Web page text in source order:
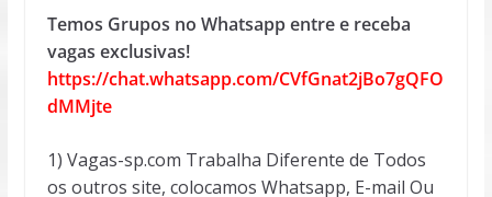
Temos Grupos no Whatsapp entre e receba
vagas exclusivas!
https://chat.whatsapp.com/CVfGnat2jBo7gQFO
dMMjte
1) Vagas-sp.com Trabalha Diferente de Todos
os outros site, colocamos Whatsapp, E-mail Ou